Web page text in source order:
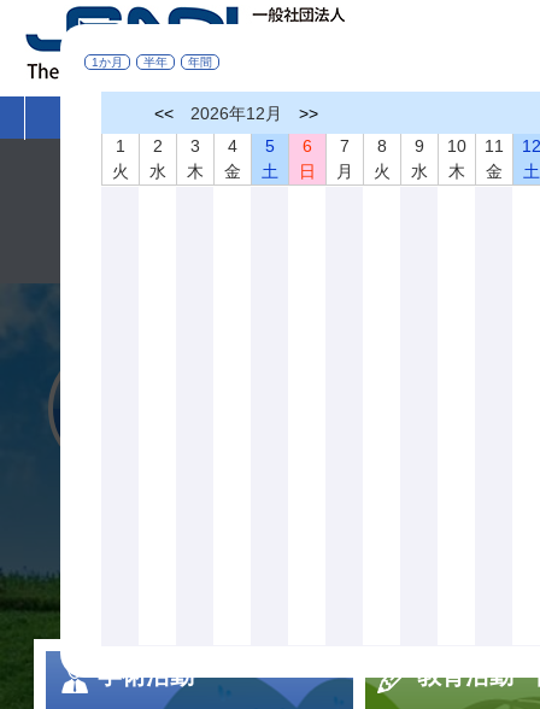
非破壊検査とは
令和８年熊本地震により被災された皆さまへ
学術活動 教育活動
1か月 半年 年間
<< 2026年12月
>>
1
火
2
水
3
木
4
金
5
土
6
日
7
月
8
火
9
水
10
木
11
金
土